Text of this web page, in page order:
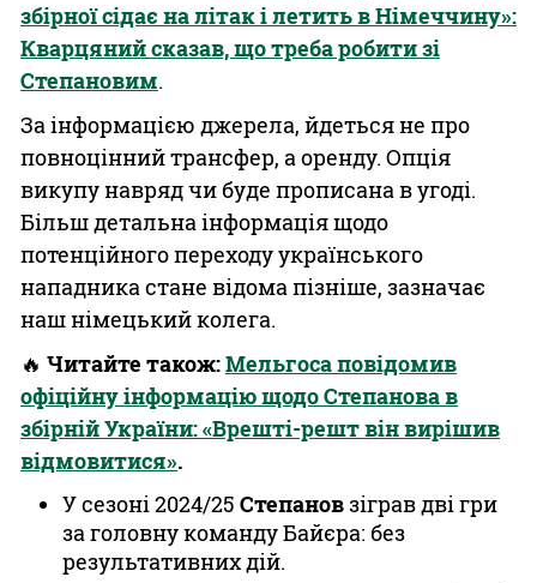
збірної сідає на літак і летить в Німеччину»:
Кварцяний сказав, що треба робити зі
Степановим.
За інформацією джерела, йдеться не про
повноцінний трансфер, а оренду. Опція
викупу навряд чи буде прописана в угоді.
Більш детальна інформація щодо
потенційного переходу українського
нападника стане відома пізніше, зазначає
наш німецький колега.
🔥 Читайте також:Мельгоса повідомив
офіційну інформацію щодо Степанова в
збірній України: «Врешті-решт він вирішив
відмовитися».
У сезоні 2024/25 Степановзіграв дві гри
за головну команду Байєра: без
результативних дій.